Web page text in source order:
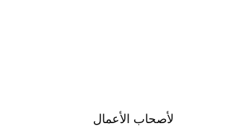
لأصحاب الأعمال